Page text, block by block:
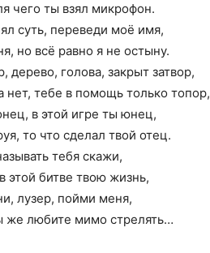
чего ты взял микрофон.
суть, переведи моё имя,
но всё равно я не остыну.
дерево, голова, закрыт затвор,
нет, тебе в помощь только топор,
в этой игре ты юнец,
то что сделал твой отец.
тебя скажи,
этой битве твою жизнь,
лузер, пойми меня,
же любите мимо стрелять…